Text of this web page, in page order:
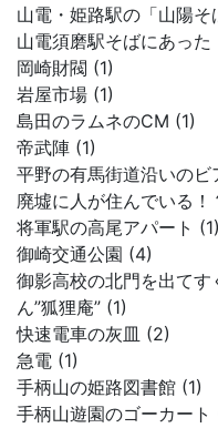
山電・姫路駅の「山陽そ
山電須磨駅そばにあっ
岡崎財閥 (1)
岩屋市場 (1)
島田のラムネのCM (1)
帝武陣 (1)
平野の有馬街道沿いのビ
廃墟に人が住んでいる
将軍駅の高尾アパート (1)
御崎交通公園 (4)
御影高校の北門を出て
ん”狐狸庵” (1)
快速電車の灰皿 (2)
急電 (1)
手柄山の姫路図書館 (1)
手柄山遊園のゴーカート